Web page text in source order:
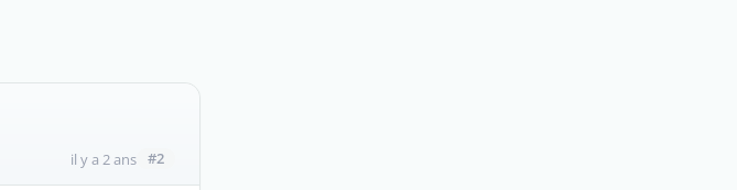
il y a 2 ans #2